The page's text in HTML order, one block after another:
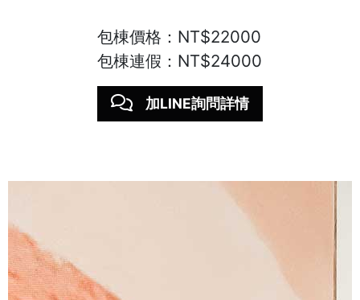
包棟價格：NT$22000
包棟連假：NT$24000
加LINE詢問詳情